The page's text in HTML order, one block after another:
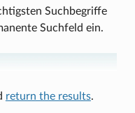
Suchbegriffe
Suchfeld ein.
return the results.